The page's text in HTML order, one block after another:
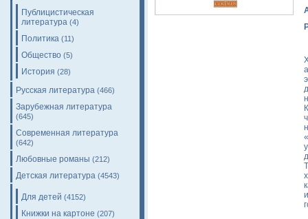
Публицистическая
литература (4)
Политика (11)
Общество (5)
История (28)
Русская литература (466)
Зарубежная литература
(645)
Современная литература
(642)
Любовные романы (212)
Детская литература (4543)
Для детей (4152)
Книжки на картоне (207)